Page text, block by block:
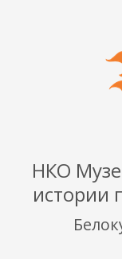
НКО
истории